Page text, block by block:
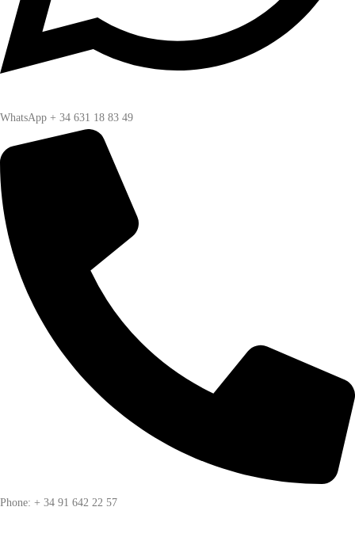
WhatsApp + 34 631 18 83 49
Phone: + 34 91 642 22 57